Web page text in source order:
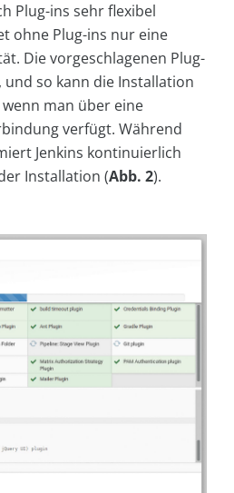
Plug-ins sehr flexibel
ohne Plug-ins nur eine
Die vorgeschlagenen Plug-
so kann die Installation
man über eine
verfügt. Während
Jenkins kontinuierlich
Installation (Abb. 2).